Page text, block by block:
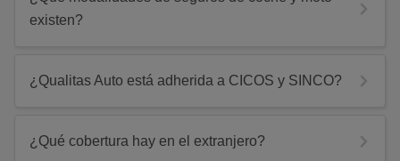
existen?
¿Qualitas Auto está adherida a CICOS y SINCO?
¿Qué cobertura hay en el extranjero?